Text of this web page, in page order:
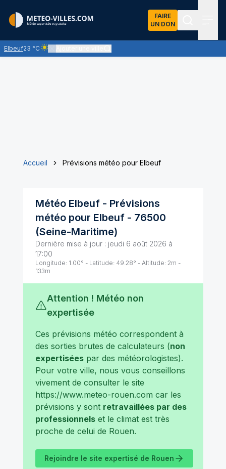
FAIRE
UN DON
Elbeuf23 °C
Ciel clair - quasiment pas de nuages et un soleil omniprésent
Accueil Prévisions météo pour Elbeuf
Météo Elbeuf- Prévisions
météo pour Elbeuf- 76500
(Seine-Maritime)
Dernière mise à jour : jeudi 6 août 2026 à
17:00
Longitude: 1.00° - Latitude: 49.28° - Altitude: 2m -
133m
Attention ! Météo non
expertisée
Ces prévisions météo correspondent à
des sorties brutes de calculateurs (non
expertiséespar des météorologistes).
Pour votre ville, nous vous conseillons
vivement de consulter le site
https://www.meteo-rouen.com car les
prévisions y sont retravaillées par des
professionnelset le climat est très
proche de celui de Rouen.
Rejoindre le site expertisé de Rouen